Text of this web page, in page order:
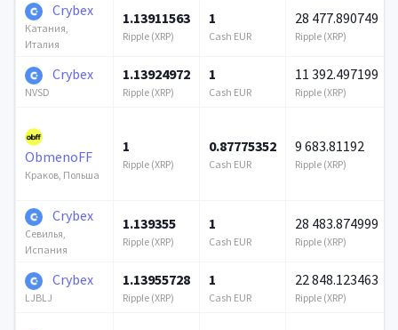
Crybex
Катания,
Италия
1.13911563
Ripple (XRP)
1
Cash EUR
28 477.890749
Ripple (XRP)
Crybex
NVSD
1.13924972
Ripple (XRP)
1
Cash EUR
11 392.497199
Ripple (XRP)
ObmenoFF
Краков, Польша
1
Ripple (XRP)
0.87775352
Cash EUR
9 683.81192
Ripple (XRP)
Crybex
Севилья,
Испания
1.139355
Ripple (XRP)
1
Cash EUR
28 483.874999
Ripple (XRP)
Crybex
LJBLJ
1.13955728
Ripple (XRP)
1
Cash EUR
22 848.123463
Ripple (XRP)